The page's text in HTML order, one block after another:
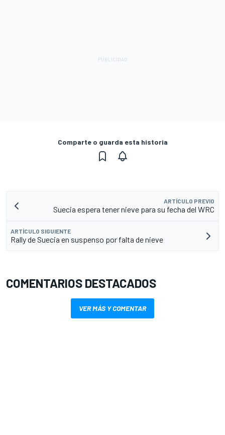
Comparte o guarda esta historia
ARTÍCULO PREVIO
Suecia espera tener nieve para su fecha del WRC
ARTÍCULO SIGUIENTE
Rally de Suecia en suspenso por falta de nieve
COMENTARIOS DESTACADOS
VER MÁS Y COMENTAR